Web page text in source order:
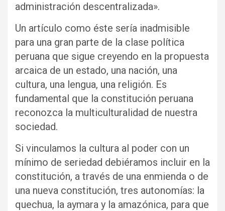
administración descentralizada».
Un artículo como éste sería inadmisible
para una gran parte de la clase política
peruana que sigue creyendo en la propuesta
arcaica de un estado, una nación, una
cultura, una lengua, una religión. Es
fundamental que la constitución peruana
reconozca la multiculturalidad de nuestra
sociedad.
Si vinculamos la cultura al poder con un
mínimo de seriedad debiéramos incluir en la
constitución, a través de una enmienda o de
una nueva constitución, tres autonomías: la
quechua, la aymara y la amazónica, para que